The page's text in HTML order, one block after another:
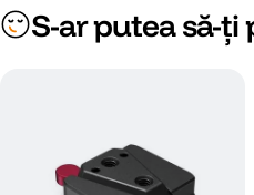
S-ar putea să-ți